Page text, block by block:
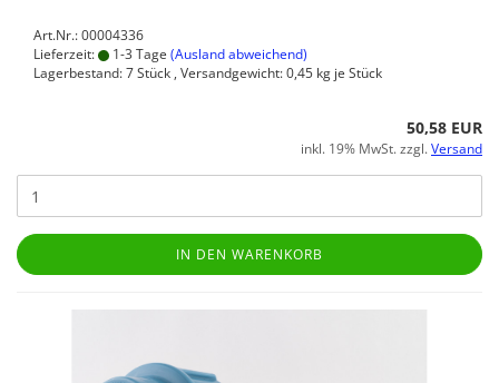
Art.Nr.: 00004336
Lieferzeit:
1-3 Tage (Ausland abweichend)
Lagerbestand: 7 Stück , Versandgewicht:0,45 kg je Stück
50,58 EUR
inkl. 19% MwSt. zzgl.Versand
IN DEN WARENKORB